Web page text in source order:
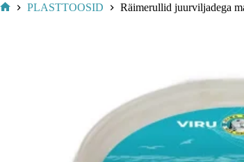
PLASTTOOSID Räimerullid juurviljadega